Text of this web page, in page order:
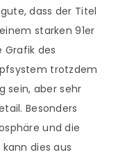
dass der Titel
starken 91er
Grafik des
trotzdem
sein, aber sehr
Besonders
und die
dies aus